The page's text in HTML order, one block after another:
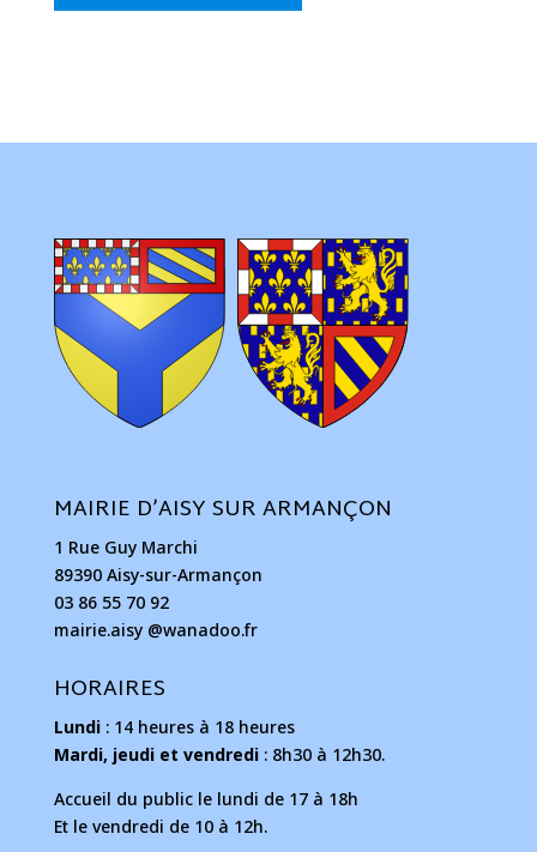
MAIRIE D’AISY SUR ARMANÇON
1 Rue Guy Marchi
89390 Aisy-sur-Armançon
03 86 55 70 92
mairie.aisy @wanadoo.fr
HORAIRES
Lundi: 14 heures à 18 heures
Mardi, jeudi et vendredi: 8h30 à 12h30.
Accueil du public le lundi de 17 à 18h
Et le vendredi de 10 à 12h.